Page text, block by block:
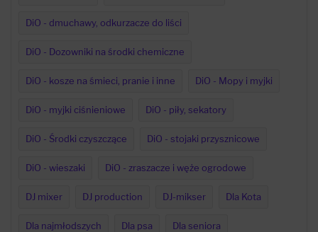
DiO - dmuchawy, odkurzacze do liści
DiO - Dozowniki na środki chemiczne
DiO - kosze na śmieci, pranie i inne DiO - Mopy i myjki
DiO - myjki ciśnieniowe DiO - piły, sekatory
DiO - Środki czyszczące DiO - stojaki przysznicowe
DiO - wieszaki DiO - zraszacze i węże ogrodowe
DJ mixer DJ production DJ-mikser Dla Kota
Dla najmłodszych Dla psa Dla seniora